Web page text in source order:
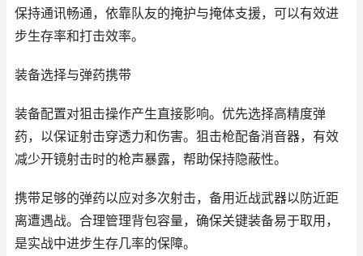
保持通讯畅通，依靠队友的掩护与掩体支援，可以有效进
步生存率和打击效率。
装备选择与弹药携带
装备配置对狙击操作产生直接影响。优先选择高精度弹
药，以保证射击穿透力和伤害。狙击枪配备消音器，有效
减少开镜射击时的枪声暴露，帮助保持隐蔽性。
携带足够的弹药以应对多次射击，备用近战武器以防近距
离遭遇战。合理管理背包容量，确保关键装备易于取用，
是实战中进步生存几率的保障。